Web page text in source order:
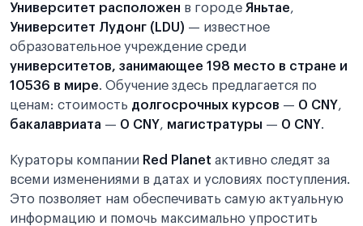
Университет расположен в городе Яньтае,
Университет Лудонг (LDU) — известное
образовательное учреждение среди
университетов, занимающее 198 место в стране и
10536 в мире. Обучение здесь предлагается по
ценам: стоимость долгосрочных курсов — 0 CNY,
бакалавриата — 0 CNY, магистратуры — 0 CNY.
Кураторы компании Red Planet активно следят за
всеми изменениями в датах и условиях поступления.
Это позволяет нам обеспечивать самую актуальную
информацию и помочь максимально упростить